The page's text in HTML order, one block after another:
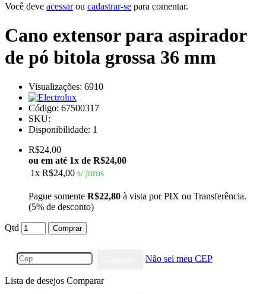
Você deve acessarou cadastrar-se para comentar.
Cano extensor para aspirador
de pó bitola grossa 36 mm
Visualizações: 6910
Código: 67500317
SKU:
Disponibilidade: 1
R$24,00
ou em até 1x de R$24,00
1x R$24,00 s/ juros
Pague somente R$22,80 à vista por PIX ou Transferência.
(5% de desconto)
Qtd Comprar
Não sei meu CEP
Lista de desejos Comparar